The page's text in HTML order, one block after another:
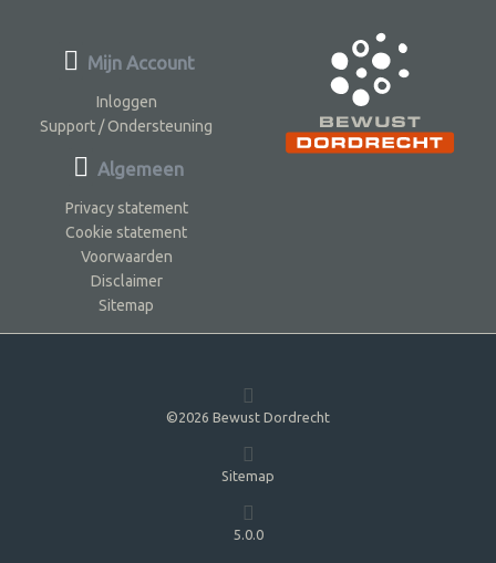
Mijn Account
Inloggen
Support / Ondersteuning
Algemeen
Privacy statement
Cookie statement
Voorwaarden
Disclaimer
Sitemap
©2026 Bewust Dordrecht
Sitemap
5.0.0